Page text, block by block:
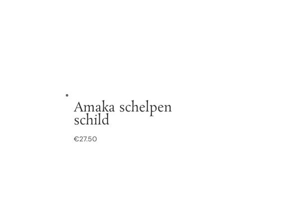
Amaka schelpen
schild
€27.50